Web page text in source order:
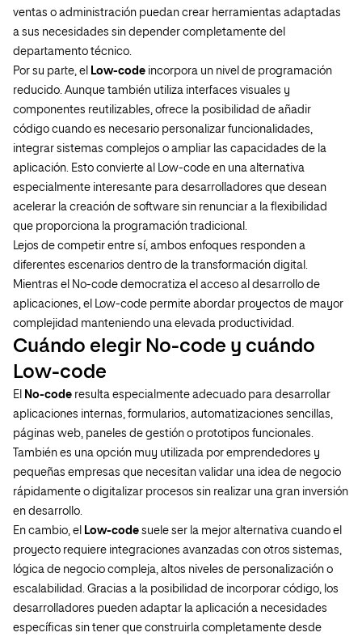
ventas o administración puedan crear herramientas adaptadas
a sus necesidades sin depender completamente del
departamento técnico.
Por su parte, el
Low-code incorpora un nivel de programación
reducido. Aunque también utiliza interfaces visuales y
componentes reutilizables, ofrece la posibilidad de añadir
código cuando es necesario personalizar funcionalidades,
integrar sistemas complejos o ampliar las capacidades de la
aplicación. Esto convierte al Low-code en una alternativa
especialmente interesante para desarrolladores que desean
acelerar la creación de software sin renunciar a la flexibilidad
que proporciona la programación tradicional.
Lejos de competir entre sí, ambos enfoques responden a
diferentes escenarios dentro de la transformación digital.
Mientras el No-code democratiza el acceso al desarrollo de
aplicaciones, el Low-code permite abordar proyectos de mayor
complejidad manteniendo una elevada productividad.
Cuándo elegir No-code y cuándo
Low-code
El No-code resulta especialmente adecuado para desarrollar
aplicaciones internas, formularios, automatizaciones sencillas,
páginas web, paneles de gestión o prototipos funcionales.
También es una opción muy utilizada por emprendedores y
pequeñas empresas que necesitan validar una idea de negocio
rápidamente o digitalizar procesos sin realizar una gran inversión
en desarrollo.
En cambio, el
Low-code suele ser la mejor alternativa cuando el
proyecto requiere integraciones avanzadas con otros sistemas,
lógica de negocio compleja, altos niveles de personalización o
escalabilidad. Gracias a la posibilidad de incorporar código, los
desarrolladores pueden adaptar la aplicación a necesidades
específicas sin tener que construirla completamente desde